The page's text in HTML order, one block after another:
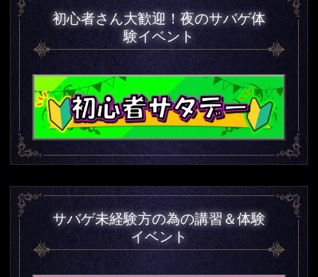
初心者さん大歓迎！夜のサバゲ体
験イベント
サバゲ未経験方の為の講習＆体験
イベント